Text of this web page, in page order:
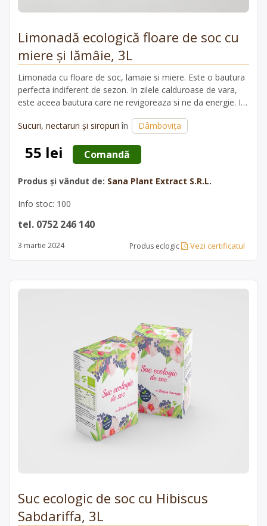
Limonadă ecologică floare de soc cu
miere și lămâie, 3L
Limonada cu floare de soc, lamaie si miere. Este o bautura
perfecta indiferent de sezon. In zilele calduroase de vara,
este aceea bautura care ne revigoreaza si ne da energie. In
tot in jurul nostru, este acea bautura care aduce un…
Sucuri, nectaruri și siropuri în Dâmbovița
55 lei Comandă
Produs și vândut de: Sana Plant Extract S.R.L.
Info stoc: 100
tel. 0752 246 140
3 martie 2024 Produs eclogic Vezi certificatul
Suc ecologic de soc cu Hibiscus
Sabdariffa, 3L